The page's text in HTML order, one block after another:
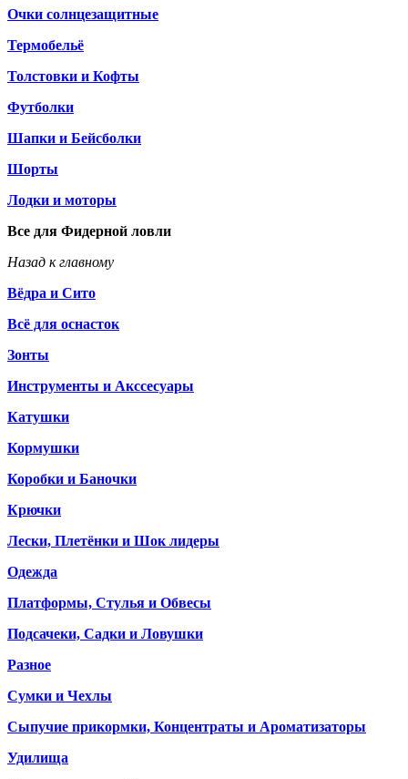
Очки солнцезащитные
Термобельё
Толстовки и Кофты
Футболки
Шапки и Бейсболки
Шорты
Лодки и моторы
Все для Фидерной ловли
Назад к главному
Вёдра и Сито
Всё для оснасток
Зонты
Инструменты и Акссесуары
Катушки
Кормушки
Коробки и Баночки
Крючки
Лески, Плетёнки и Шок лидеры
Одежда
Платформы, Стулья и Обвесы
Подсачеки, Садки и Ловушки
Разное
Сумки и Чехлы
Сыпучие прикормки, Концентраты и Ароматизаторы
Удилища